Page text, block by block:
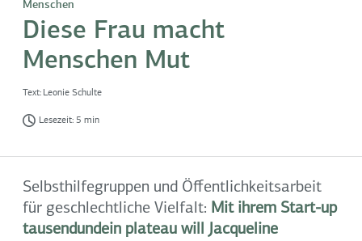
Menschen
Diese Frau macht
Menschen Mut
Text: Leonie Schulte
Lesezeit: 5 min
Selbsthilfegruppen und Öffentlichkeitsarbeit
für geschlechtliche Vielfalt: Mit ihrem Start-up
tausendundein plateau will Jacqueline